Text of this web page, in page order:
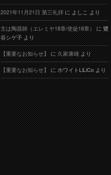
2021年11月21日 第三礼拝によしこより
主は陶器師（エレミヤ18章/使徒18章）に鷺
谷シゲ子より
【重要なお知らせ】に久家康雄より
【重要なお知らせ】にホワイトLiLiCoより